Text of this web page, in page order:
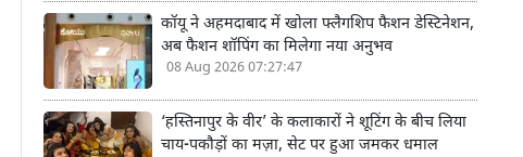
कॉयू ने अहमदाबाद में खोला फ्लैगशिप फैशन डेस्टिनेशन,
अब फैशन शॉपिंग का मिलेगा नया अनुभव
08 Aug 2026 07:27:47
‘हस्तिनापुर के वीर’ के कलाकारों ने शूटिंग के बीच लिया
चाय-पकौड़ों का मज़ा, सेट पर हुआ जमकर धमाल